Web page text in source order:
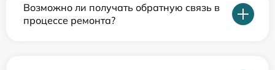
Возможно ли получать обратную связь в
процессе ремонта?